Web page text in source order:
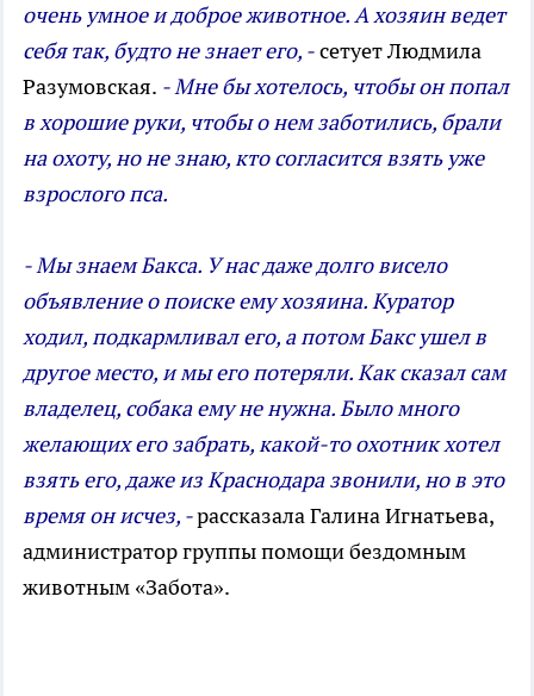
очень умное и доброе животное. А хозяин ведет
себя так, будто не знает его, -сетует Людмила
Разумовская. - Мне бы хотелось, чтобы он попал
в хорошие руки, чтобы о нем заботились, брали
на охоту, но не знаю, кто согласится взять уже
взрослого пса.
- Мы знаем Бакса. У нас даже долго висело
объявление о поиске ему хозяина. Куратор
ходил, подкармливал его, а потом Бакс ушел в
другое место, и мы его потеряли. Как сказал сам
владелец, собака ему не нужна. Было много
желающих его забрать, какой-­то охотник хотел
взять его, даже из Краснодара звонили, но в это
время он исчез, -рассказала Галина Игнатьева,
администратор группы помощи бездомным
животным «Забота».